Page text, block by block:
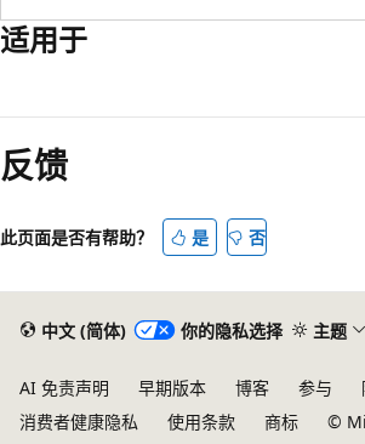
适用于
读
模
已
用
反馈
此页面是否有帮助？ 是 否
中文 (简体) 你的隐私选择 主题
AI 免责声明 早期版本 博客 参与
消费者健康隐私
使用条款 商标 ©